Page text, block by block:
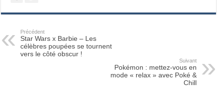
Précédent
Star Wars x Barbie – Les
célèbres poupées se tournent
vers le côté obscur !
Suivant
Pokémon : mettez-vous en
mode « relax » avec Poké &
Chill